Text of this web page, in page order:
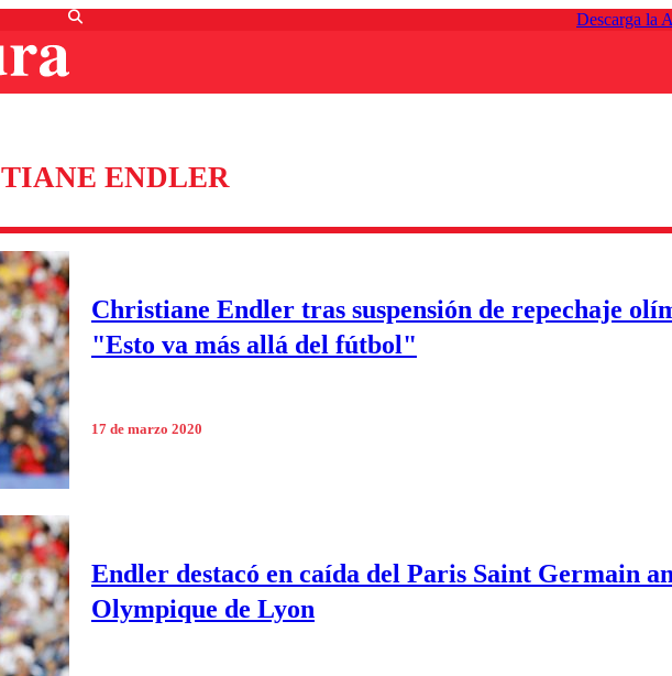
Descarga la
TIANE ENDLER
Christiane Endler tras suspensión de repechaje
"Esto va más allá del fútbol"
17 de marzo 2020
Endler destacó en caída del Paris Saint Germain
Olympique de Lyon